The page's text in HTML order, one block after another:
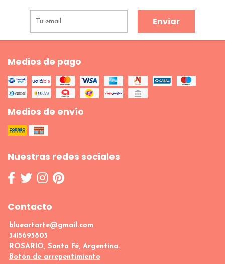
Enviar
Medios de pago
Medios de envío
Nuestras redes sociales
Contacto
blueartarte@gmail.com
3415695805
ROSARIO, Santa Fé, Argentina.
Botón de arrepentimiento